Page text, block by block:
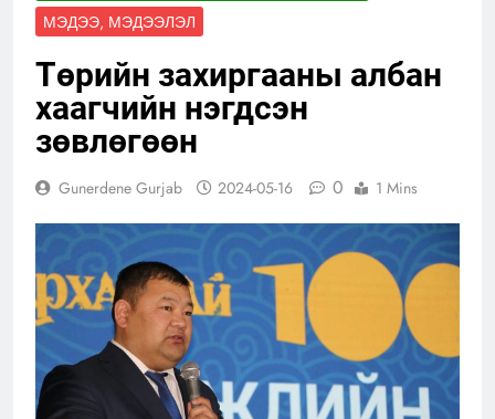
МЭДЭЭ, МЭДЭЭЛЭЛ
Төрийн захиргааны албан
хаагчийн нэгдсэн
зөвлөгөөн
Gunerdene Gurjab 2024-05-16 0 1 Mins